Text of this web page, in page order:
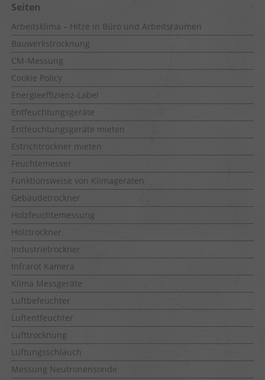
Seiten
Arbeitsklima – Hitze in Büro und Arbeitsräumen
Bauwerkstrocknung
CM-Messung
Cookie Policy
Energieeffizienz-Label
Entfeuchtungsgeräte
Entfeuchtungsgeräte mieten
Estrichtrockner mieten
Feuchtemesser
Funktionsweise von Klimageräten
Gebäudetrockner
Holzfeuchtemessung
Holztrockner
Industrietrockner
Infrarot Kamera
Klima Messgeräte
Luftbefeuchter
Luftentfeuchter
Lufttrocknung
Lüftungsschlauch
Messung Neutronensonde